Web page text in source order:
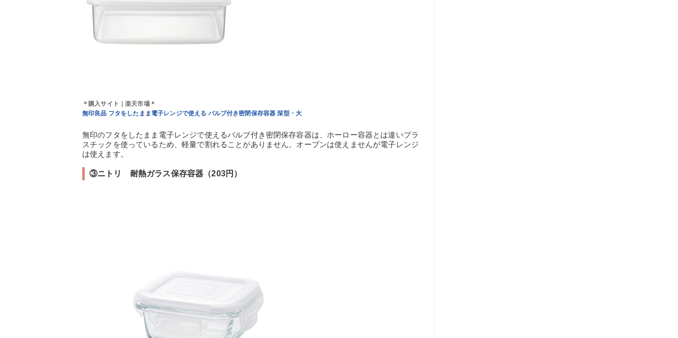
＊購入サイト｜楽天市場＊
無印良品 フタをしたまま電子レンジで使える バルブ付き密閉保存容器 深型・大
無印のフタをしたまま電子レンジで使えるバルブ付き密閉保存容器は、ホーロー容器とは違いプラ
スチックを使っているため、軽量で割れることがありません。オーブンは使えませんが電子レンジ
は使えます。
③ニトリ 耐熱ガラス保存容器（203円）